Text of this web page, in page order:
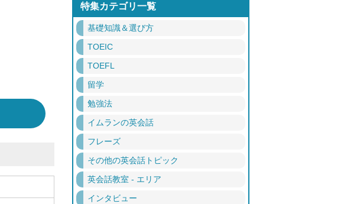
特集カテゴリ一覧
基礎知識＆選び方
TOEIC
TOEFL
留学
勉強法
イムランの英会話
フレーズ
その他の英会話トピック
英会話教室 - エリア
インタビュー